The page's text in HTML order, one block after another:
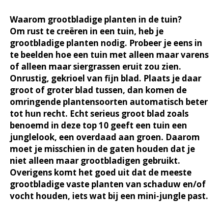
Waarom grootbladige planten in de tuin?
Om rust te creëren in een tuin, heb je
grootbladige planten nodig. Probeer je eens in
te beelden hoe een tuin met alleen maar varens
of alleen maar siergrassen eruit zou zien.
Onrustig, gekrioel van fijn blad. Plaats je daar
groot of groter blad tussen, dan komen de
omringende plantensoorten automatisch beter
tot hun recht. Echt serieus groot blad zoals
benoemd in deze top 10 geeft een tuin een
junglelook, een overdaad aan groen. Daarom
moet je misschien in de gaten houden dat je
niet alleen maar grootbladigen gebruikt.
Overigens komt het goed uit dat de meeste
grootbladige vaste planten van schaduw en/of
vocht houden, iets wat bij een mini-jungle past.